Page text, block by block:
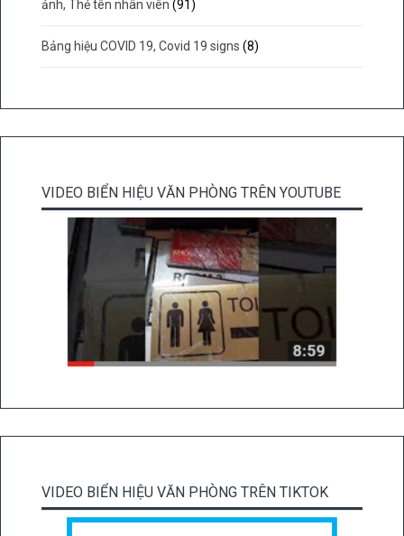
ảnh, Thẻ tên nhân viên (91)
Bảng hiệu COVID 19, Covid 19 signs (8)
VIDEO BIỂN HIỆU VĂN PHÒNG TRÊN YOUTUBE
VIDEO BIỂN HIỆU VĂN PHÒNG TRÊN TIKTOK